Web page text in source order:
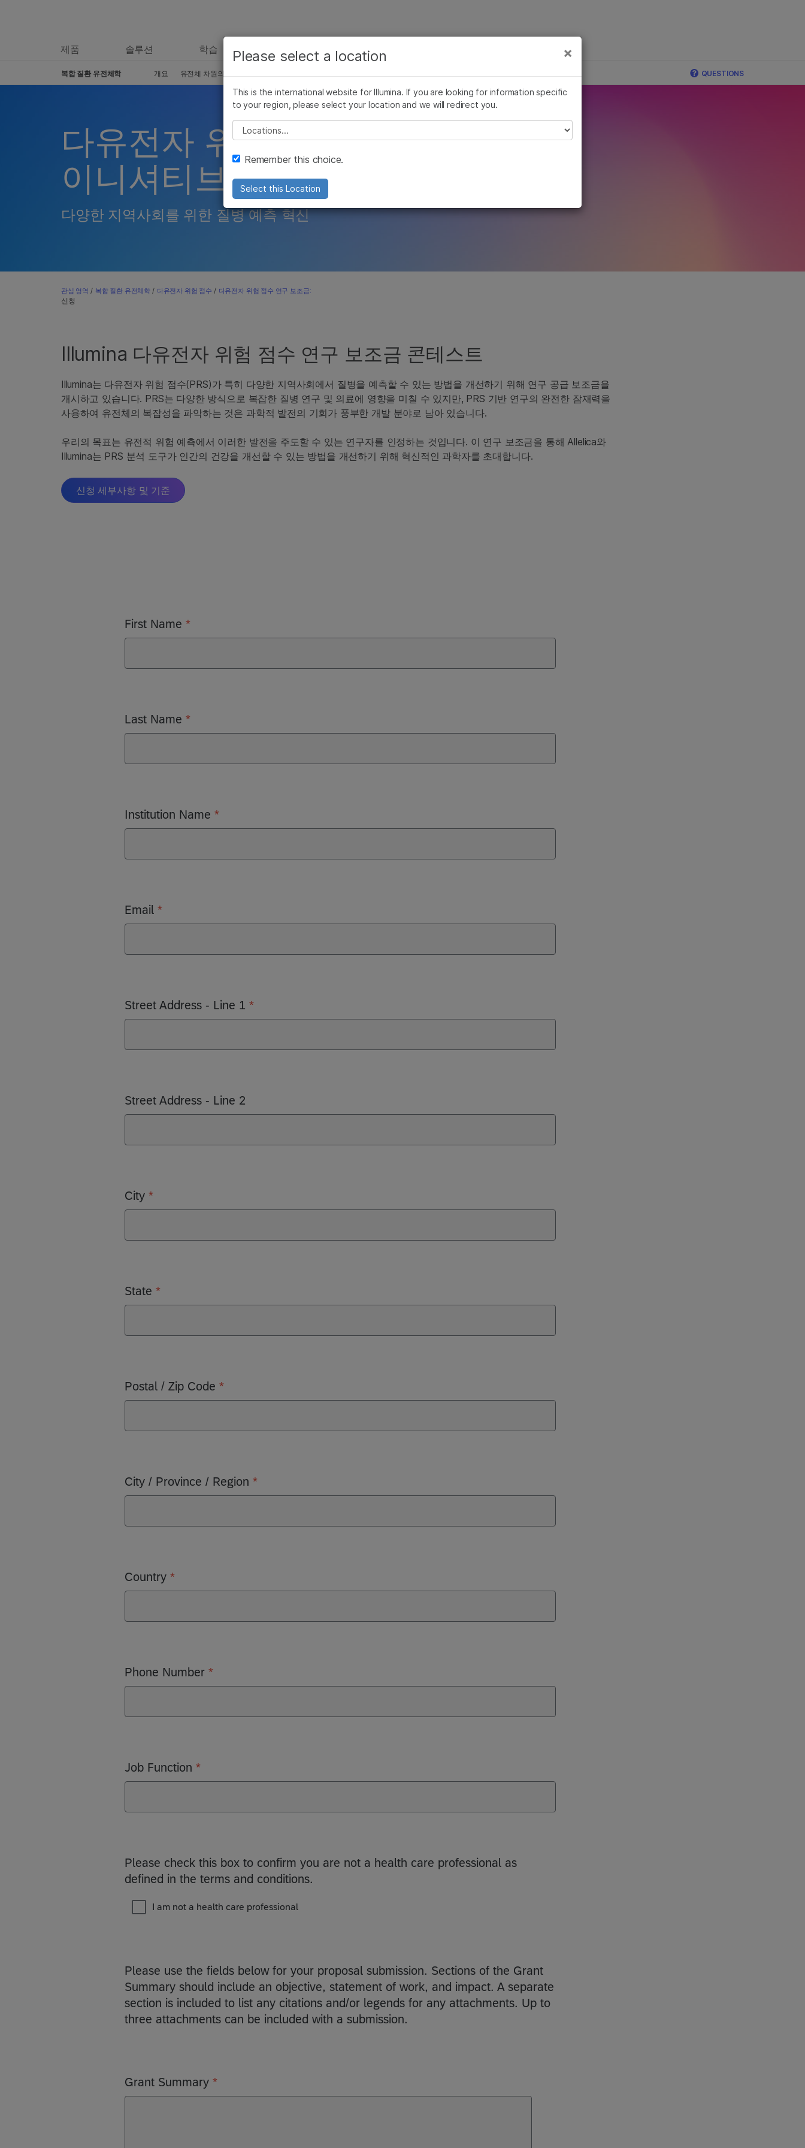
제품 솔루션 학습 지원
복합 질환 유전체학 개요 유전체 차원의 연관성 연구 QUESTIONS
신청
다유전자 위험 점수 연구
이니셔티브
다양한 지역사회를 위한 질병 예측 혁신
관심 영역 / 복합 질환 유전체학 / 다유전자 위험 점수 / 다유전자 위험 점수 연구 보조금:
Illumina 다유전자 위험 점수 연구 보조금 콘테스트
Illumina는 다유전자 위험 점수(PRS)가 특히 다양한 지역사회에서 질병을 예측할 수 있는 방법을 개선하기 위해 연구 공급 보조금을
개시하고 있습니다. PRS는 다양한 방식으로 복잡한 질병 연구 및 의료에 영향을 미칠 수 있지만, PRS 기반 연구의 완전한 잠재력을
사용하여 유전체의 복잡성을 파악하는 것은 과학적 발전의 기회가 풍부한 개발 분야로 남아 있습니다.
우리의 목표는 유전적 위험 예측에서 이러한 발전을 주도할 수 있는 연구자를 인정하는 것입니다. 이 연구 보조금을 통해 Allelica와
Illumina는 PRS 분석 도구가 인간의 건강을 개선할 수 있는 방법을 개선하기 위해 혁신적인 과학자를 초대합니다.
신청 세부사항 및 기준
×
Please select a location
This is the international website for Illumina. If you are looking for information specific
to your region, please select your location and we will redirect you.
Please select a location
Remember this choice.
Select this Location
보다 관련성이 높은 콘텐츠를 확인하실 수 있습니다. 주요
관심 분야를 선택해 주세요:
×
암 연구
미생물학 연구
농업유전체학 연구
복합 질환 연구
임상 종양학 연구
생식 보건 연구
유전 및 희귀 질환 연구